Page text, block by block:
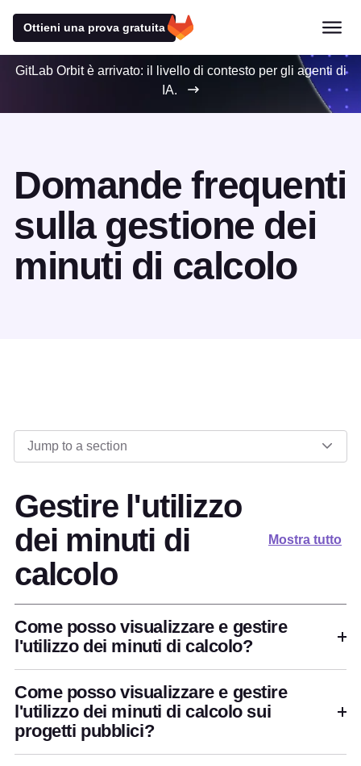
Ottieni una prova gratuita
GitLab Orbit è arrivato: il livello di contesto per gli agenti di
IA.
Domande frequenti
sulla gestione dei
minuti di calcolo
Jump to a section
Gestire l'utilizzo
dei minuti di
calcolo
Mostra tutto
Come posso visualizzare e gestire
l'utilizzo dei minuti di calcolo?
Come posso visualizzare e gestire
l'utilizzo dei minuti di calcolo sui
progetti pubblici?